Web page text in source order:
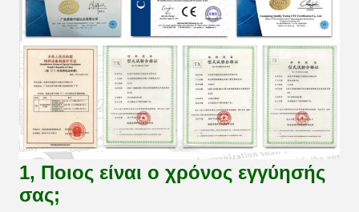
1, Ποιος είναι ο χρόνος εγγύησής
σας;